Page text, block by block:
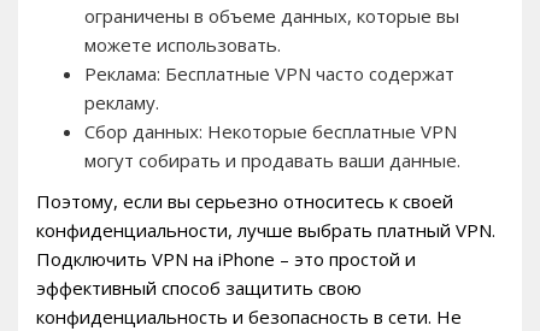
ограничены в объеме данных, которые вы
можете использовать.
Реклама: Бесплатные VPN часто содержат
рекламу.
Сбор данных: Некоторые бесплатные VPN
могут собирать и продавать ваши данные.
Поэтому, если вы серьезно относитесь к своей
конфиденциальности, лучше выбрать платный VPN.
Подключить VPN на iPhone – это простой и
эффективный способ защитить свою
конфиденциальность и безопасность в сети. Не